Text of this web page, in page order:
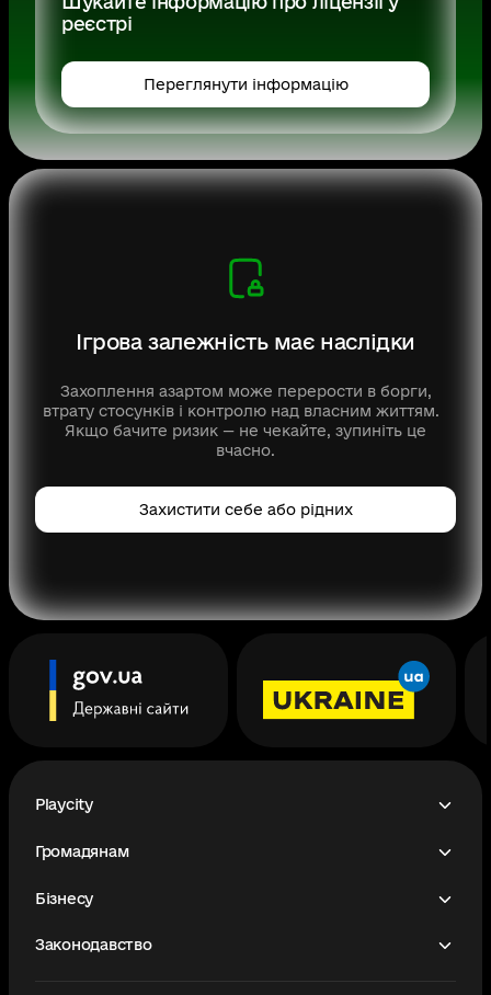
реєстрі
Переглянути інформацію
Ігрова залежність має наслідки
Захоплення азартом може перерости в борги,
втрату стосунків і контролю над власним життям.
Якщо бачите ризик — не чекайте, зупиніть це
вчасно.
Захистити себе або рідних
Playcity
Громадянам
Бізнесу
Законодавство